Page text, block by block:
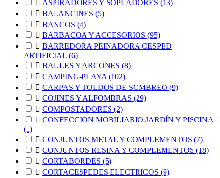
 ASPIRADORES Y SOPLADORES (13)
 BALANCINES (5)
 BANCOS (4)
 BARBACOA Y ACCESORIOS (95)
 BARREDORA PEINADORA CESPED
ARTIFICIAL (6)
 BAULES Y ARCONES (8)
 CAMPING-PLAYA(102)
 CARPAS Y TOLDOS DE SOMBREO (9)
 COJINES Y ALFOMBRAS (29)
 COMPOSTADORES (2)
 CONFECCION MOBILIARIO JARDÍN Y PISCINA
(1)
 CONJUNTOS METAL Y COMPLEMENTOS (7)
 CONJUNTOS RESINA Y COMPLEMENTOS (18)
 CORTABORDES (5)
 CORTACESPEDES ELECTRICOS (9)